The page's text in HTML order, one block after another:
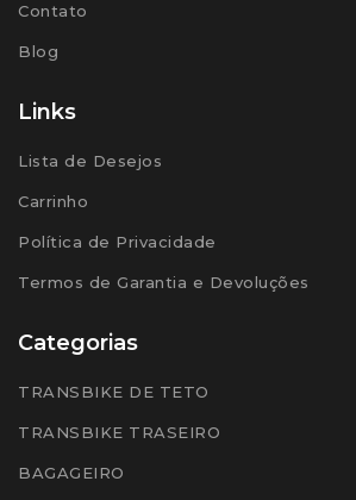
Contato
Blog
Links
Lista de Desejos
Carrinho
Política de Privacidade
Termos de Garantia e Devoluções
Categorias
TRANSBIKE DE TETO
TRANSBIKE TRASEIRO
BAGAGEIRO